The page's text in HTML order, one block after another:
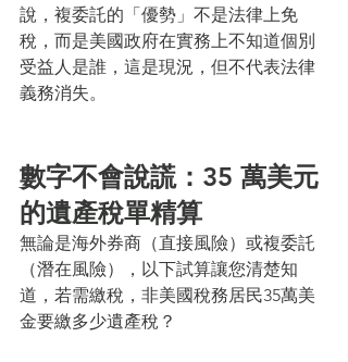
說，複委託的「優勢」不是法律上免
稅，而是美國政府在實務上不知道個別
受益人是誰，這是現況，但不代表法律
義務消失。
數字不會說謊：35 萬美元
的遺產稅單精算
無論是海外券商（直接風險）或複委託
（潛在風險），以下試算讓您清楚知
道，若需繳稅，非美國稅務居民35萬美
金要繳多少遺產稅？